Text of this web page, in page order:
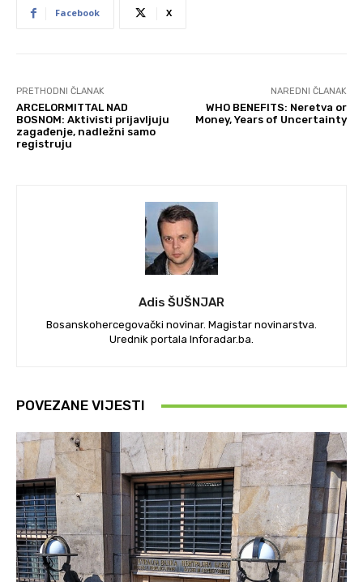
Facebook X
PRETHODNI ČLANAK
ARCELORMITTAL NAD
BOSNOM: Aktivisti prijavljuju
zagađenje, nadležni samo
registruju
NAREDNI ČLANAK
WHO BENEFITS: Neretva or
Money, Years of Uncertainty
Adis ŠUŠNJAR
Bosanskohercegovački novinar. Magistar novinarstva.
Urednik portala Inforadar.ba.
POVEZANE VIJESTI